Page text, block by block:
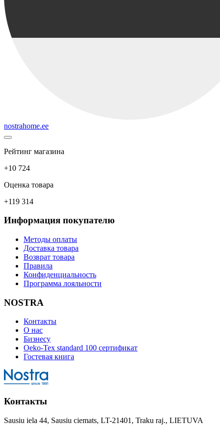
nostrahome.ee
Рейтинг магазина
+10 724
Оценка товара
+119 314
Информация покупателю
Методы оплаты
Доставка товара
Возврат товара
Правила
Конфиденциальность
Программа лояльности
NOSTRA
Контакты
О нас
Бизнесу
Oeko-Tex standard 100 сертификат
Гостевая книга
Контакты
Sausiu iela 44, Sausiu ciemats, LT-21401, Traku raj., LIETUVA